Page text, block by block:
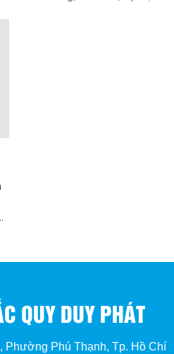
QUY DUY PHÁT
Phường Phú Thạnh, Tp. Hồ Chí